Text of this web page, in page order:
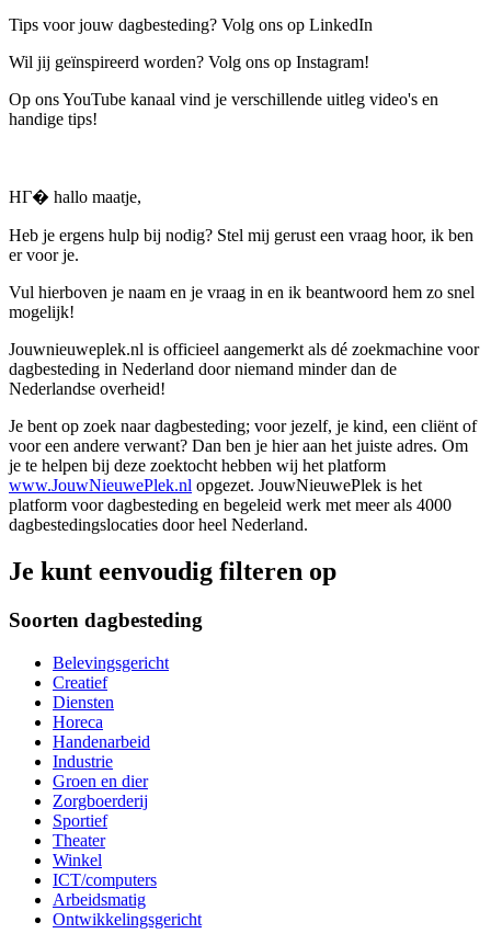
Tips voor jouw dagbesteding? Volg ons op LinkedIn
Wil jij geïnspireerd worden? Volg ons op Instagram!
Op ons YouTube kanaal vind je verschillende uitleg video's en
handige tips!
HГ� hallo maatje,
Heb je ergens hulp bij nodig? Stel mij gerust een vraag hoor, ik ben
er voor je.
Vul hierboven je naam en je vraag in en ik beantwoord hem zo snel
mogelijk!
Jouwnieuweplek.nl is officieel aangemerkt als dé zoekmachine voor
dagbesteding in Nederland door niemand minder dan de
Nederlandse overheid!
Je bent op zoek naar dagbesteding; voor jezelf, je kind, een cliënt of
voor een andere verwant? Dan ben je hier aan het juiste adres. Om
je te helpen bij deze zoektocht hebben wij het platform
www.JouwNieuwePlek.nl opgezet. JouwNieuwePlek is het
platform voor dagbesteding en begeleid werk met meer als 4000
dagbestedingslocaties door heel Nederland.
Je kunt eenvoudig filteren op
Soorten dagbesteding
Belevingsgericht
Creatief
Diensten
Horeca
Handenarbeid
Industrie
Groen en dier
Zorgboerderij
Sportief
Theater
Winkel
ICT/computers
Arbeidsmatig
Ontwikkelingsgericht